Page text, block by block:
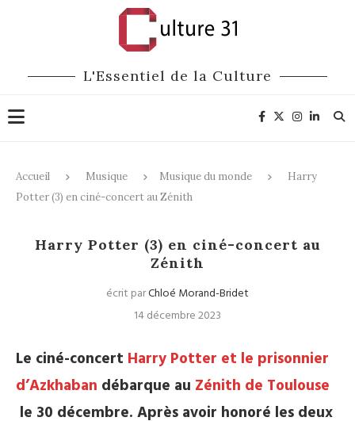
L'Essentiel de la Culture
Accueil Musique Musique du monde
Harry
Potter (3) en ciné-concert au Zénith
Harry Potter (3) en ciné-concert au
Zénith
écrit parChloé Morand-Bridet
14 décembre 2023
Le ciné-concert Harry Potter et le prisonnier
d’Azkhaban débarque au Zénith de Toulouse
le 30 décembre. Après avoir honoré les deux